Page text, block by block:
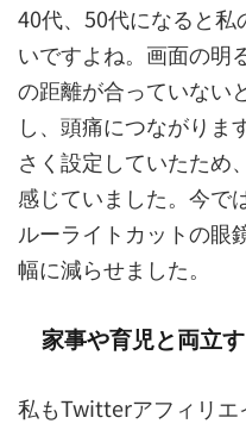
40代、50代になると私
いですよね。画面の明
の距離が合っていない
し、頭痛につながりま
さく設定していたため
感じていました。今で
ルーライトカットの眼
幅に減らせました。
家事や育児と両立
私もTwitterアフィリエ